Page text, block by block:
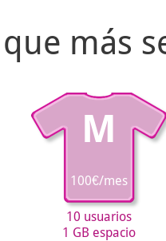
más
M
100€/mes
10 usuarios
1 GB espacio